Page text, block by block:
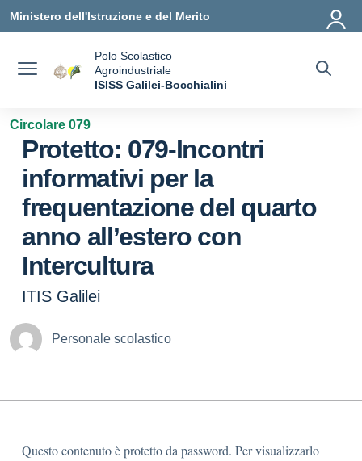
Vai ai contenuti
Vai al menu di navigazione
Vai al footer
Ministero dell'Istruzione e del Merito
Polo Scolastico
Agroindustriale
ISISS Galilei-Bocchialini
Circolare 079
Protetto: 079-Incontri
informativi per la
frequentazione del quarto
anno all’estero con
Intercultura
ITIS Galilei
Personale scolastico
Questo contenuto è protetto da password. Per visualizzarlo